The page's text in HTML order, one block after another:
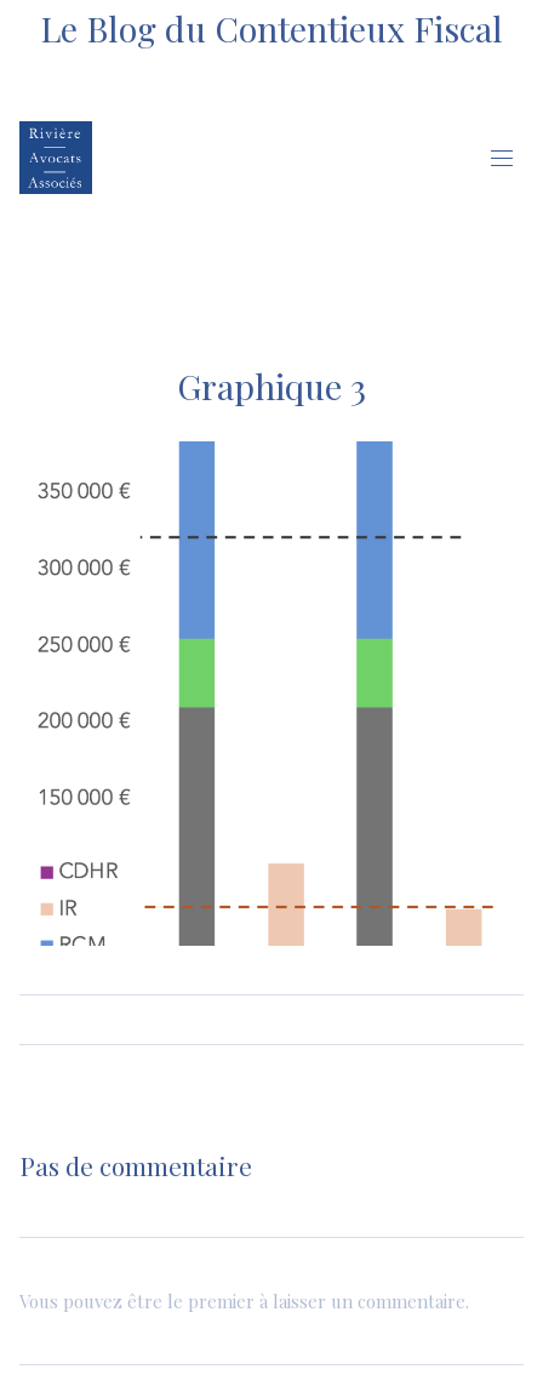
Le Blog du Contentieux Fiscal
Graphique 3
Pas de commentaire
Vous pouvez être le premier à laisser un commentaire.